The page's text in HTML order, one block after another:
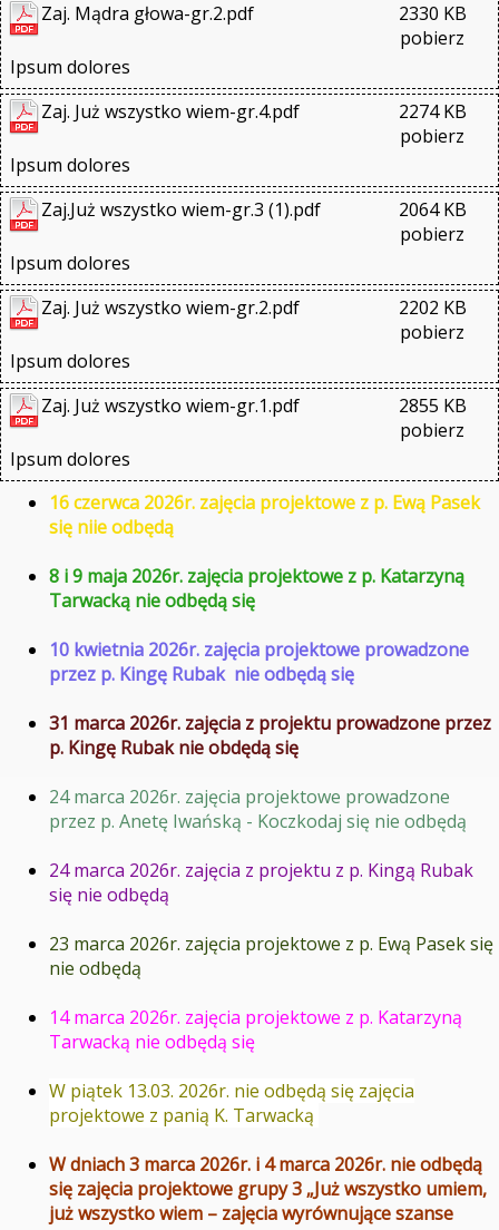
Zaj. Mądra głowa-gr.2.pdf
2330 KB
pobierz
Ipsum dolores
Zaj. Już wszystko wiem-gr.4.pdf
2274 KB
pobierz
Ipsum dolores
Zaj.Już wszystko wiem-gr.3 (1).pdf
2064 KB
pobierz
Ipsum dolores
Zaj. Już wszystko wiem-gr.2.pdf
2202 KB
pobierz
Ipsum dolores
Zaj. Już wszystko wiem-gr.1.pdf
2855 KB
pobierz
Ipsum dolores
16 czerwca 2026r. zajęcia projektowe z p. Ewą Pasek
się niie odbędą
8 i 9 maja 2026r. zajęcia projektowe z p. Katarzyną
Tarwacką nie odbędą się
10 kwietnia 2026r. zajęcia projektowe prowadzone
przez p. Kingę Rubak nie odbędą się
31 marca 2026r. zajęcia z projektu prowadzone przez
p. Kingę Rubak nie obdędą się
24 marca 2026r. zajęcia projektowe prowadzone
przez p. Anetę Iwańską - Koczkodaj się nie odbędą
24 marca 2026r. zajęcia z projektu z p. Kingą Rubak
się nie odbędą
23 marca 2026r. zajęcia projektowe z p. Ewą Pasek się
nie odbędą
14 marca 2026r. zajęcia projektowe z p. Katarzyną
Tarwacką nie odbędą się
W piątek 13.03. 2026r. nie odbędą się zajęcia
projektowe z panią K. Tarwacką
W dniach 3 marca 2026r. i 4 marca 2026r. nie odbędą
się zajęcia projektowe grupy 3 „Już wszystko umiem,
już wszystko wiem – zajęcia wyrównujące szanse